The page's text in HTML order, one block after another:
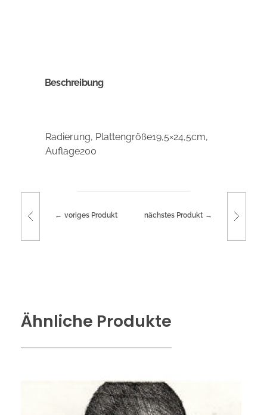
Beschreibung
Radierung, Plattengröße19,5×24,5cm,
Auflage200
voriges Produkt nächstes Produkt
Ähnliche Produkte